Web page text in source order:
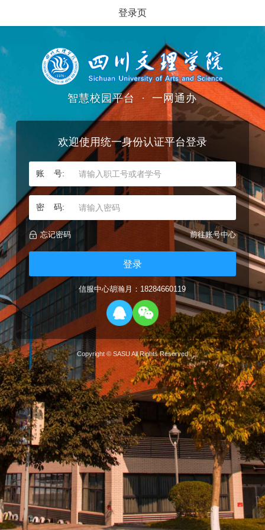
登录页
智慧校园平台 · 一网通办
欢迎使用统一身份认证平台登录
账 号:
密 码:
忘记密码 前往账号中心
信服中心胡瀚月：18284660119
Copyright © SASU All Rights Reserved